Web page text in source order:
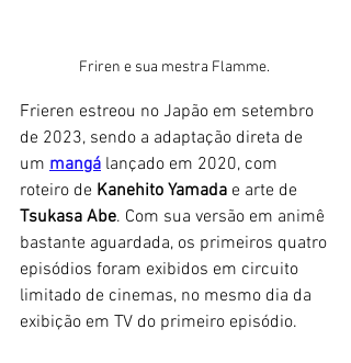
Friren e sua mestra Flamme.
Frieren estreou no Japão em setembro
de 2023, sendo a adaptação direta de
um mangá lançado em 2020, com
roteiro de Kanehito Yamada e arte de
Tsukasa Abe. Com sua versão em animê
bastante aguardada, os primeiros quatro
episódios foram exibidos em circuito
limitado de cinemas, no mesmo dia da
exibição em TV do primeiro episódio.